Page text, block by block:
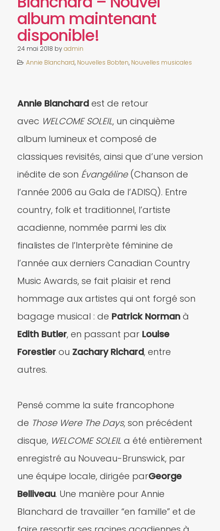
album maintenant
disponible!
24 mai 2018 byadmin
Annie Blanchard, Nouvelles Bobten, Nouvelles musicales
Annie Blanchard est de retour
avec WELCOME SOLEIL, un cinquième
album lumineux et composé de
classiques revisités, ainsi que d’une version
inédite de son Évangéline (Chanson de
l’année 2006 au Gala de l’ADISQ). Entre
country, folk et traditionnel, l’artiste
acadienne, nommée parmi les dix
finalistes de l’Interprète féminine de
l’année aux derniers Canadian Country
Music Awards, se fait plaisir et rend
hommage aux artistes qui ont forgé son
bagage musical : de Patrick Norman à
Edith Butler, en passant par Louise
Forestier ou Zachary Richard, entre
autres.
Pensé comme la suite francophone
de Those Were The Days, son précédent
disque, WELCOME SOLEIL a été entièrement
enregistré au Nouveau-Brunswick, par
une équipe locale, dirigée parGeorge
Belliveau. Une manière pour Annie
Blanchard de travailler “en famille” et de